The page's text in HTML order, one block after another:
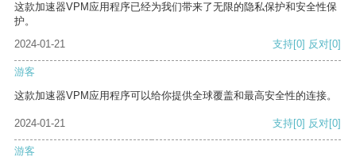
这款加速器VPM应用程序已经为我们带来了无限的隐私保护和安全性保
护。
2024-01-21
支持[0] 反对[0]
游客
这款加速器VPM应用程序可以给你提供全球覆盖和最高安全性的连接。
2024-01-21 支持[0] 反对[0]
游客